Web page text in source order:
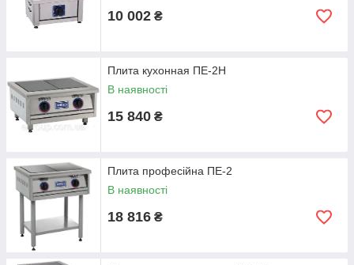
10 002 ₴
Плита кухонная ПЕ-2Н
В наявності
15 840 ₴
Плита професійна ПЕ-2
В наявності
18 816 ₴